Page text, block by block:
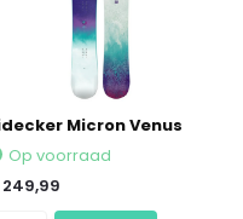
Micron Venus
Op voorraad